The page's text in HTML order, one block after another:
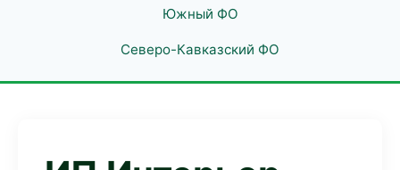
Южный ФО
Северо-Кавказский ФО